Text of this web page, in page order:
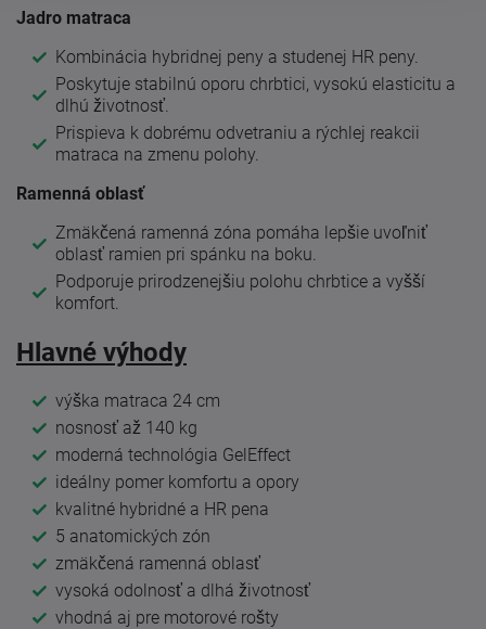
Jadro matraca
Kombinácia hybridnej peny a studenej HR peny.
Poskytuje stabilnú oporu chrbtici, vysokú elasticitu a
dlhú životnosť.
Prispieva k dobrému odvetraniu a rýchlej reakcii
matraca na zmenu polohy.
Ramenná oblasť
Zmäkčená ramenná zóna pomáha lepšie uvoľniť
oblasť ramien pri spánku na boku.
Podporuje prirodzenejšiu polohu chrbtice a vyšší
komfort.
Hlavné výhody
výška matraca 24 cm
nosnosť až 140 kg
moderná technológia GelEffect
ideálny pomer komfortu a opory
kvalitné hybridné a HR pena
5 anatomických zón
zmäkčená ramenná oblasť
vysoká odolnosť a dlhá životnosť
vhodná aj pre motorové rošty